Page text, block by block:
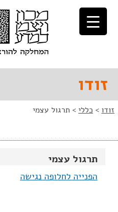
לתוכן
לניווט
זודו
זודו > כללי > תרגול עצמי
תרגול עצמי
הפנייה לחלופה נגישה